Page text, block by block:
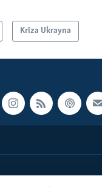
Krîza Ukrayna